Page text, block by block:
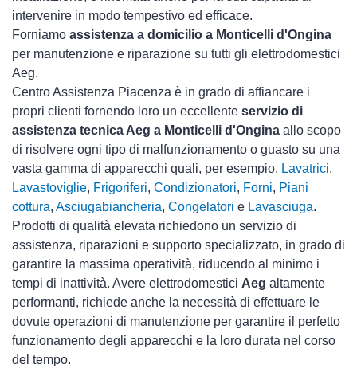
intervenire in modo tempestivo ed efficace.
Forniamo assistenza a domicilio a Monticelli d'Ongina
per manutenzione e riparazione su tutti gli elettrodomestici
Aeg.
Centro Assistenza Piacenza è in grado di affiancare i
propri clienti fornendo loro un eccellente servizio di
assistenza tecnica Aeg a Monticelli d'Ongina allo scopo
di risolvere ogni tipo di malfunzionamento o guasto su una
vasta gamma di apparecchi quali, per esempio, Lavatrici,
Lavastoviglie, Frigoriferi, Condizionatori, Forni, Piani
cottura, Asciugabiancheria, Congelatori e Lavasciuga.
Prodotti di qualità elevata richiedono un servizio di
assistenza, riparazioni e supporto specializzato, in grado di
garantire la massima operatività, riducendo al minimo i
tempi di inattività. Avere elettrodomestici Aeg altamente
performanti, richiede anche la necessità di effettuare le
dovute operazioni di manutenzione per garantire il perfetto
funzionamento degli apparecchi e la loro durata nel corso
del tempo.